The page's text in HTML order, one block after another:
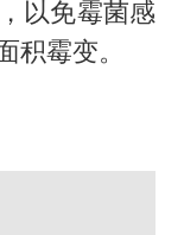
以免霉菌感
霉变。